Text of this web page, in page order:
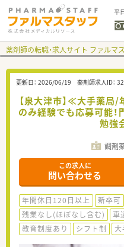
平
薬剤師の転職・求人サイト ファルマ
更新日： 2026/06/19 薬剤師求人ID：
【泉大津市】≪大手薬
のみ経験でも応募可能！
勉強
調剤
この求人に
問い合わせる
年間休日120日以上 新卒可
残業なし(ほぼなし含む)
車
教育制度あり
シフト制 大